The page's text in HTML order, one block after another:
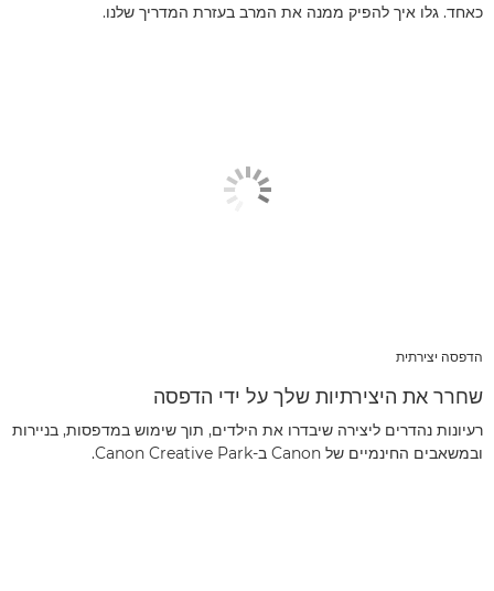
כאחד. גלו איך להפיק ממנה את המרב בעזרת המדריך שלנו.
הדפסה יצירתית
שחרר את היצירתיות שלך על ידי הדפסה
רעיונות נהדרים ליצירה שיבדרו את הילדים, תוך שימוש במדפסות, בניירות
ובמשאבים החינמיים של Canon ב-Canon Creative Park.